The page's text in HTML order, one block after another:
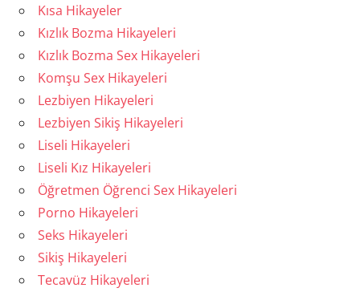
Kısa Hikayeler
Kızlık Bozma Hikayeleri
Kızlık Bozma Sex Hikayeleri
Komşu Sex Hikayeleri
Lezbiyen Hikayeleri
Lezbiyen Sikiş Hikayeleri
Liseli Hikayeleri
Liseli Kız Hikayeleri
Öğretmen Öğrenci Sex Hikayeleri
Porno Hikayeleri
Seks Hikayeleri
Sikiş Hikayeleri
Tecavüz Hikayeleri